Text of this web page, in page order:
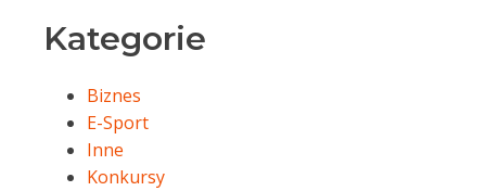
Kategorie
Biznes
E-Sport
Inne
Konkursy